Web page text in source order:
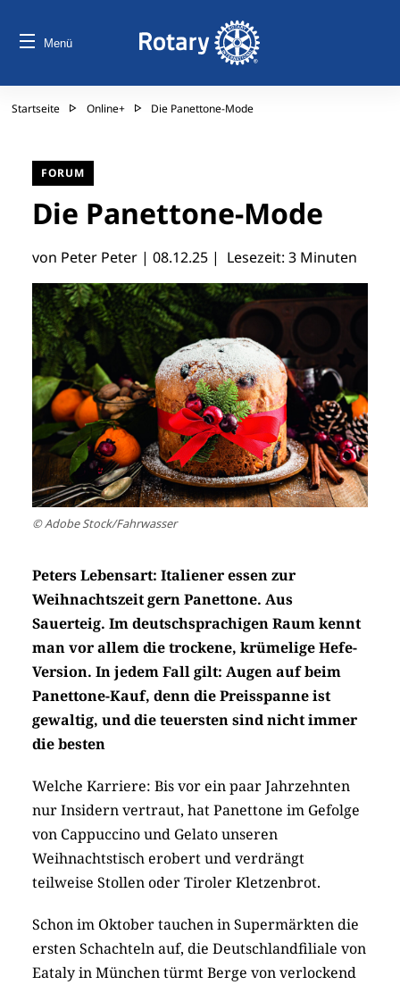
Menü
Startseite Online+ Die Panettone-Mode
FORUM
Die Panettone-Mode
von Peter Peter | 08.12.25 | Lesezeit: 3 Minuten
© Adobe Stock/Fahrwasser
Peters Lebensart: Italiener essen zur
Weihnachtszeit gern Panettone. Aus
Sauerteig. Im deutschsprachigen Raum kennt
man vor allem die trockene, krümelige Hefe-
Version. In jedem Fall gilt: Augen auf beim
Panettone-Kauf, denn die Preisspanne ist
gewaltig, und die teuersten sind nicht immer
die besten
Welche Karriere: Bis vor ein paar Jahrzehnten
nur Insidern vertraut, hat Panettone im Gefolge
von Cappuccino und Gelato unseren
Weihnachtstisch erobert und verdrängt
teilweise Stollen oder Tiroler Kletzenbrot.
Schon im Oktober tauchen in Supermärkten die
ersten Schachteln auf, die Deutschlandfiliale von
Eataly in München türmt Berge von verlockend